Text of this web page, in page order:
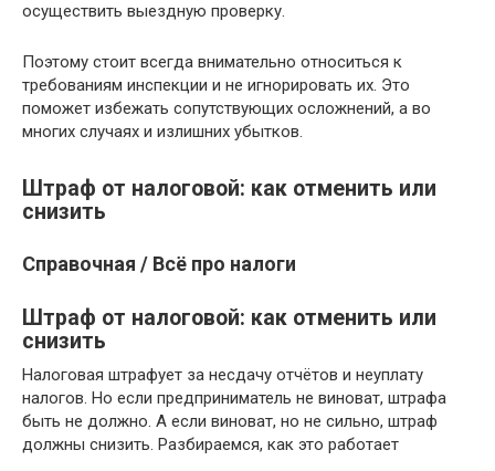
осуществить выездную проверку.
Поэтому стоит всегда внимательно относиться к
требованиям инспекции и не игнорировать их. Это
поможет избежать сопутствующих осложнений, а во
многих случаях и излишних убытков.
Штраф от налоговой: как отменить или
снизить
Справочная / Всё про налоги
Штраф от налоговой: как отменить или
снизить
Налоговая штрафует за несдачу отчётов и неуплату
налогов. Но если предприниматель не виноват, штрафа
быть не должно. А если виноват, но не сильно, штраф
должны снизить. Разбираемся, как это работает